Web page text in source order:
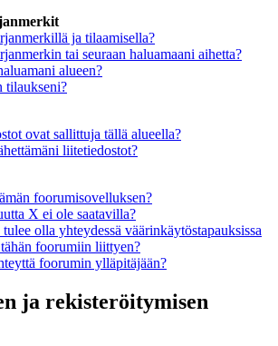
ja tilaamisella?
tai seuraan haluamaani aihetta?
alueen?
tilaukseni?
ovat sallittuja tällä alueella?
liitetiedostot?
foorumisovelluksen?
X ei ole saatavilla?
olla yhteydessä väärinkäytöstapauksissa
foorumiin liittyen?
foorumin ylläpitäjään?
ja rekisteröitymisen